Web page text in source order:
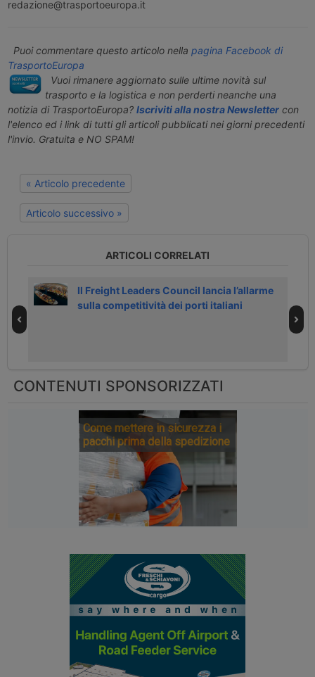
redazione@trasportoeuropa.it
Puoi commentare questo articolo nella pagina Facebook di
TrasportoEuropa
Vuoi rimanere aggiornato sulle ultime novità sul
trasporto e la logistica e non perderti neanche una
notizia di TrasportoEuropa? Iscriviti alla nostra Newslettercon
l'elenco ed i link di tutti gli articoli pubblicati nei giorni precedenti
l'invio. Gratuita e NO SPAM!
« Articolo precedente
Articolo successivo »
ARTICOLI CORRELATI
Il Freight Leaders Council lancia l’allarme
sulla competitività dei porti italiani
CONTENUTI SPONSORIZZATI
Come mettere in sicurezza i
pacchi prima della spedizione